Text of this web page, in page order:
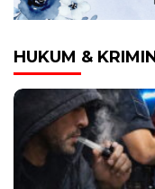
HUKUM &